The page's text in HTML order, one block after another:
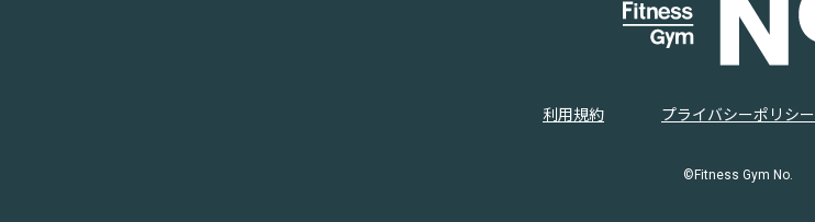
利用規約 プライバシーポリシー
©Fitness Gym No.